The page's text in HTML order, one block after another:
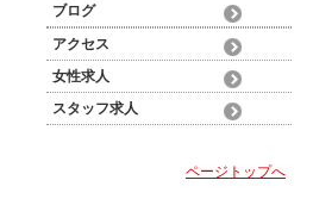
ブログ
アクセス
女性求人
スタッフ求人
ページトップへ